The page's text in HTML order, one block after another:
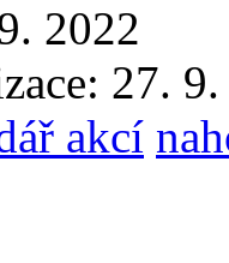
2022
27.
akcí